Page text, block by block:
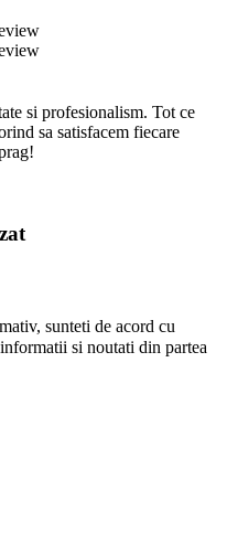
si profesionalism. Tot ce
sa satisfacem fiecare
sunteti de acord cu
si noutati din partea